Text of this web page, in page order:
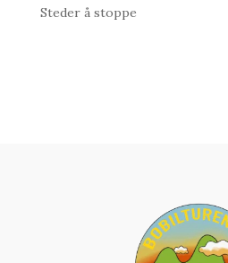
Steder å stoppe